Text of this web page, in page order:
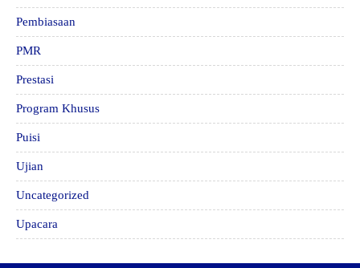
Pembiasaan
PMR
Prestasi
Program Khusus
Puisi
Ujian
Uncategorized
Upacara